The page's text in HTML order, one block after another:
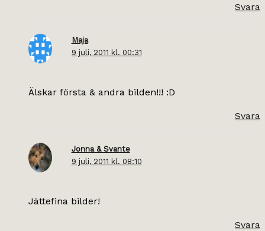
Svara
Maja
9 juli, 2011 kl. 00:31
Älskar första & andra bilden!!! :D
Svara
Jonna & Svante
9 juli, 2011 kl. 08:10
Jättefina bilder!
Svara